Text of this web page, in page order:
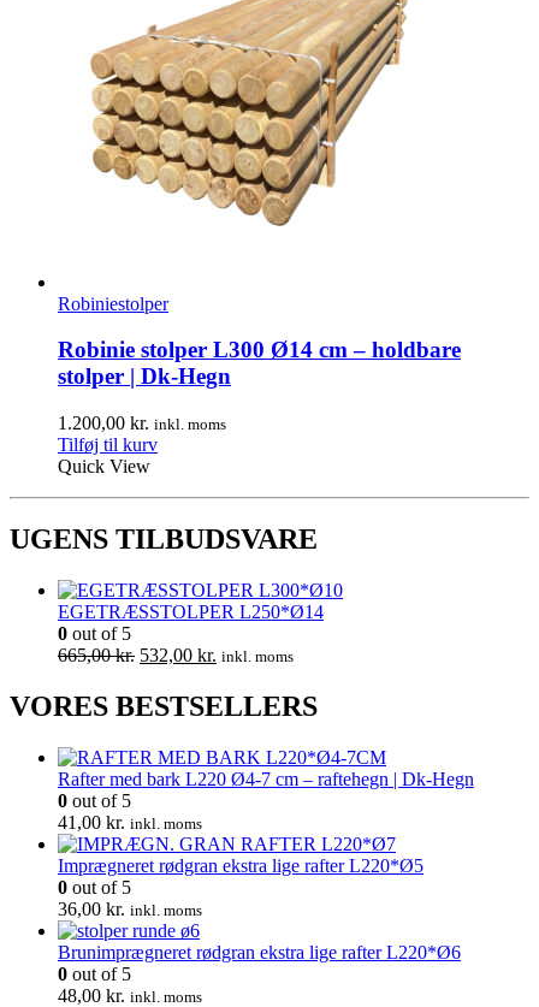
Robiniestolper
Robinie stolper L300 Ø14 cm – holdbare
stolper | Dk-Hegn
1.200,00 kr. inkl. moms
Tilføj til kurv
Quick View
UGENS TILBUDSVARE
EGETRÆSSTOLPER L250*Ø14
0 out of 5
665,00kr. Den
pris
var:
532,00 kr. Den
pris
er:
inkl. moms
VORES BESTSELLERS
Rafter med bark L220 Ø4-7 cm – raftehegn | Dk-Hegn
0 out of 5
41,00 kr. inkl. moms
Imprægneret rødgran ekstra lige rafter L220*Ø5
0 out of 5
36,00 kr. inkl. moms
Brunimprægneret rødgran ekstra lige rafter L220*Ø6
0 out of 5
48,00 kr. inkl. moms